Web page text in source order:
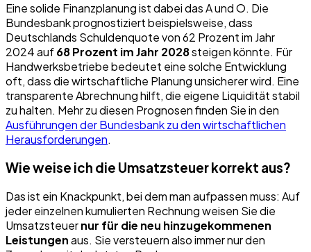
Eine solide Finanzplanung ist dabei das A und O. Die
Bundesbank prognostiziert beispielsweise, dass
Deutschlands Schuldenquote von 62 Prozent im Jahr
2024 auf68 Prozent im Jahr 2028steigen könnte. Für
Handwerksbetriebe bedeutet eine solche Entwicklung
oft, dass die wirtschaftliche Planung unsicherer wird. Eine
transparente Abrechnung hilft, die eigene Liquidität stabil
zu halten. Mehr zu diesen Prognosen finden Sie in den
Ausführungen der Bundesbank zu den wirtschaftlichen
Herausforderungen.
Wie weise ich die Umsatzsteuer korrekt aus?
Das ist ein Knackpunkt, bei dem man aufpassen muss: Auf
jeder einzelnen kumulierten Rechnung weisen Sie die
Umsatzsteuernur für die neu hinzugekommenen
Leistungenaus. Sie versteuern also immer nur den